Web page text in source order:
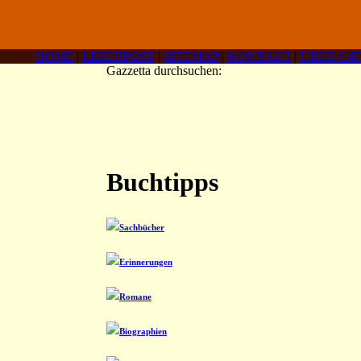
HOME | LESERPOST | SITEMAP| KONTAKT | ÜBER C4F
Gazzetta durchsuchen:
Buchtipps
Sachbücher
Erinnerungen
Romane
Biographien